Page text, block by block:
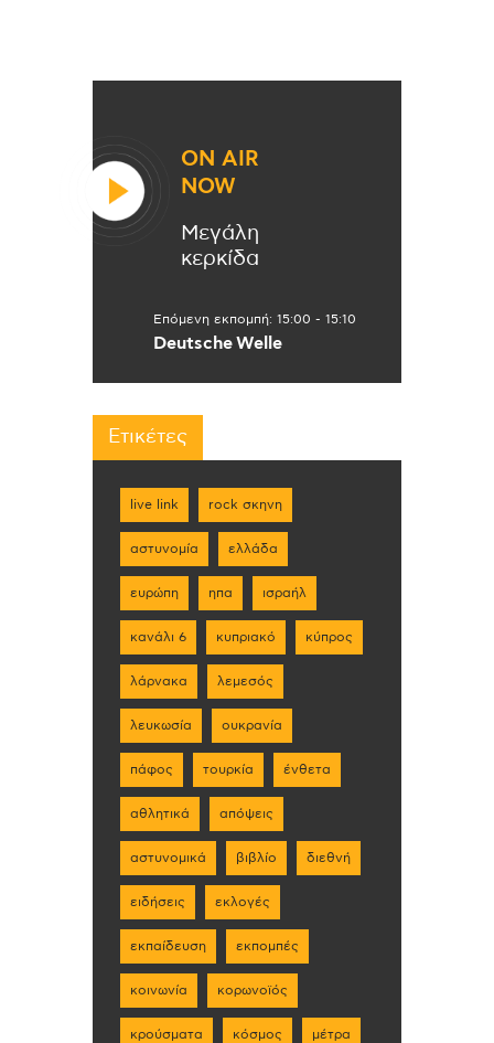
ON AIR
NOW
Μεγάλη
κερκίδα
Επόμενη εκπομπή: 15:00 - 15:10
Deutsche Welle
Ετικέτες
live link rock σκηνη
αστυνομία ελλάδα
ευρώπη ηπα ισραήλ
κανάλι 6 κυπριακό κύπρος
λάρνακα λεμεσός
λευκωσία ουκρανία
πάφος τουρκία ένθετα
αθλητικά απόψεις
αστυνομικά βιβλίο διεθνή
ειδήσεις εκλογές
εκπαίδευση εκπομπές
κοινωνία κορωνοϊός
κρούσματα κόσμος μέτρα